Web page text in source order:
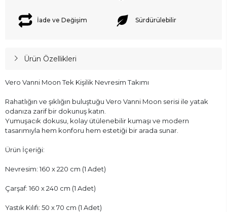
İade ve Değişim Sürdürülebilir
Ürün Özellikleri
Vero Vanni Moon Tek Kişilik Nevresim Takımı
Rahatlığın ve şıklığın buluştuğu Vero Vanni Moon serisi ile yatak
odanıza zarif bir dokunuş katın.
Yumuşacık dokusu, kolay ütülenebilir kumaşı ve modern
tasarımıyla hem konforu hem estetiği bir arada sunar.
Ürün İçeriği:
Nevresim: 160 x 220 cm (1 Adet)
Çarşaf: 160 x 240 cm (1 Adet)
Yastık Kılıfı: 50 x 70 cm (1 Adet)